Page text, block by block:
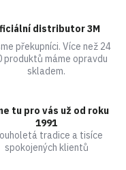
distributor 3M
překupníci. Více než 24
produktů máme opravdu
skladem.
tu pro vás už od roku
1991
tradice a tisíce
spokojených klientů